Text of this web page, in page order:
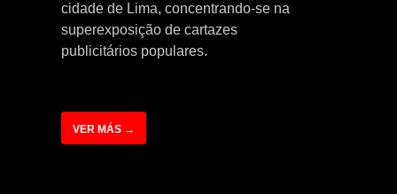
cidade de Lima, concentrando-se na
superexposição de cartazes
publicitários populares.
VER MÁS →